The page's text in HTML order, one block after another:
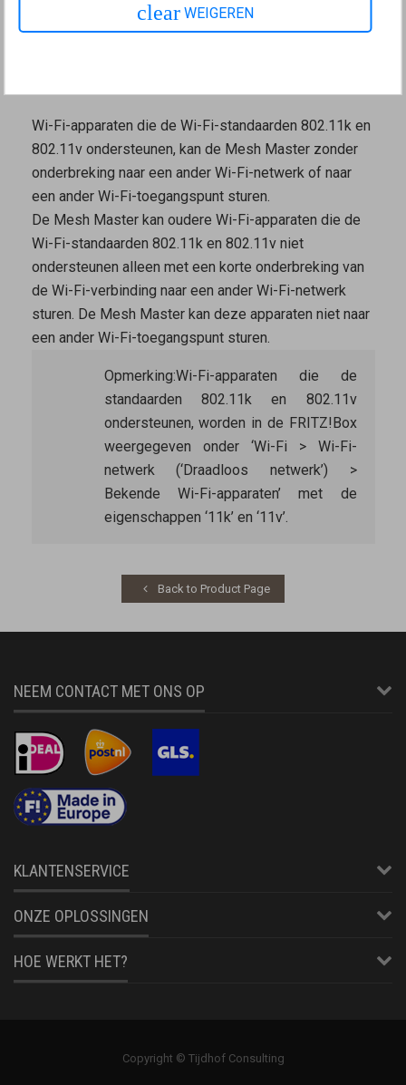
kan aansturen.
Wi-Fi-apparaten die de Wi-Fi-standaarden 802.11k en
802.11v ondersteunen, kan de Mesh Masterzonder
onderbreking naar een ander Wi-Fi-netwerk of naar
een ander Wi-Fi-toegangspunt sturen.
De Mesh Masterkan oudere Wi-Fi-apparaten die de
Wi-Fi-standaarden 802.11k en 802.11v niet
ondersteunen alleen met een korte onderbreking van
de Wi-Fi-verbinding naar een ander Wi-Fi-netwerk
sturen. De Mesh Masterkan deze apparaten niet naar
een ander Wi-Fi-toegangspunt sturen.
Opmerking:Wi-Fi-apparaten die de
standaarden 802.11k en 802.11v
ondersteunen, worden in de FRITZ!Box
weergegeven onder ‘Wi-Fi > Wi-Fi-
netwerk (‘Draadloos netwerk’) >
Bekende Wi-Fi-apparaten’ met de
eigenschappen ‘11k’ en ‘11v’.
Back to Product Page
NEEM CONTACT MET ONS OP
KLANTENSERVICE
ONZE OPLOSSINGEN
HOE WERKT HET?
Copyright © Tijdhof Consulting
clear WEIGEREN